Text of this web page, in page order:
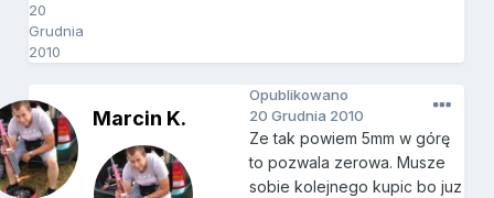
20
Grudnia
2010
Marcin K.
Opublikowano
20 Grudnia 2010
Ze tak powiem 5mm w górę
to pozwala zerowa. Musze
sobie kolejnego kupic bo juz